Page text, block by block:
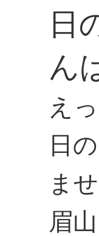
日
ん
え
日
ま
眉